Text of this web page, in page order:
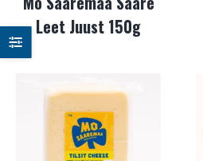
Leet Juust 150g